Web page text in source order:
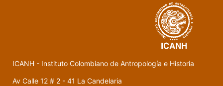
ICANH - Instituto Colombiano de Antropología e Historia
Av Calle 12 # 2 - 41 La Candelaria